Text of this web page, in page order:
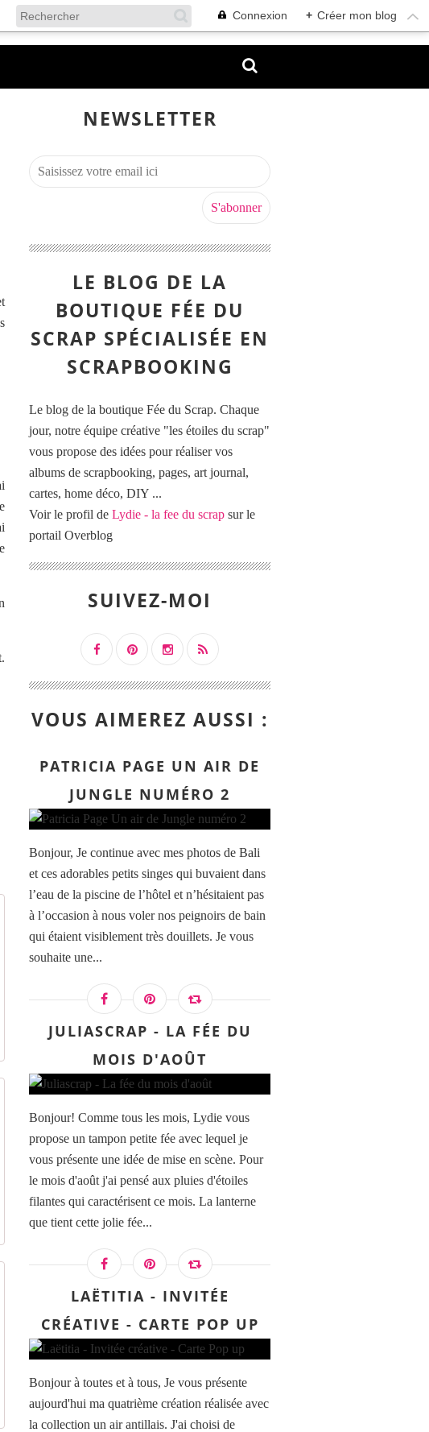
Connexion + Créer mon blog
NEWSLETTER
LE BLOG DE LA
BOUTIQUE FÉE DU
SCRAP SPÉCIALISÉE EN
SCRAPBOOKING
Le blog de la boutique Fée du Scrap. Chaque
jour, notre équipe créative "les étoiles du scrap"
vous propose des idées pour réaliser vos
albums de scrapbooking, pages, art journal,
cartes, home déco, DIY ...
Voir le profil de Lydie - la fee du scrap sur le
portail Overblog
SUIVEZ-MOI
VOUS AIMEREZ AUSSI :
PATRICIA PAGE UN AIR DE
JUNGLE NUMÉRO 2
Bonjour, Je continue avec mes photos de Bali
et ces adorables petits singes qui buvaient dans
l’eau de la piscine de l’hôtel et n’hésitaient pas
à l’occasion à nous voler nos peignoirs de bain
qui étaient visiblement très douillets. Je vous
souhaite une...
JULIASCRAP - LA FÉE DU
MOIS D'AOÛT
Bonjour! Comme tous les mois, Lydie vous
propose un tampon petite fée avec lequel je
vous présente une idée de mise en scène. Pour
le mois d'août j'ai pensé aux pluies d'étoiles
filantes qui caractérisent ce mois. La lanterne
que tient cette jolie fée...
LAËTITIA - INVITÉE
CRÉATIVE - CARTE POP UP
Bonjour à toutes et à tous, Je vous présente
aujourd'hui ma quatrième création réalisée avec
la collection un air antillais. J'ai choisi de